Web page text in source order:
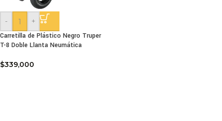
-
+
Carretilla de Plástico Negro Truper
T-8 Doble Llanta Neumática
$339,000